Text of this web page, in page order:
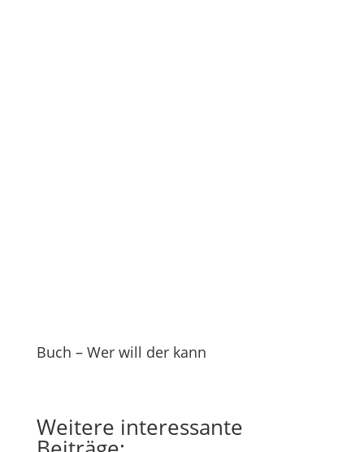
Buch – Wer will der kann
Weitere interessante